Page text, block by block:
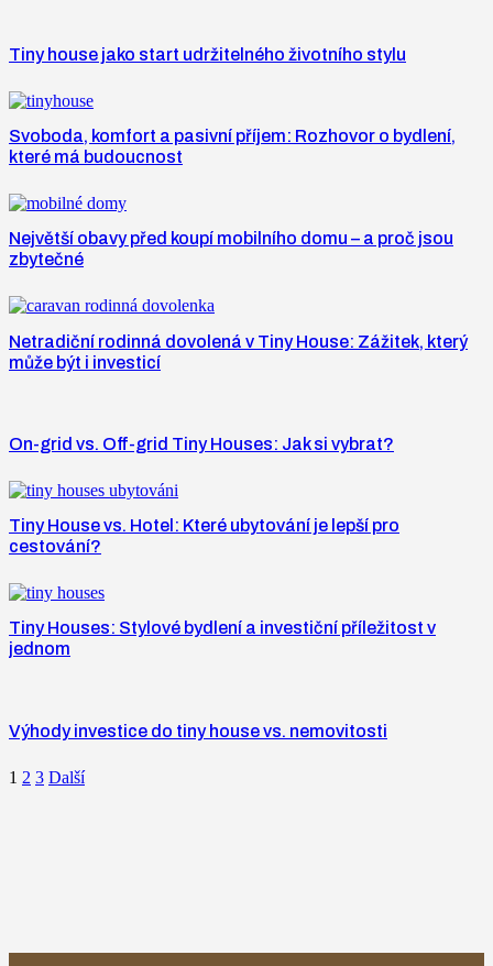
Tiny house jako start udržitelného životního stylu
Svoboda, komfort a pasivní příjem: Rozhovor o bydlení,
které má budoucnost
Největší obavy před koupí mobilního domu – a proč jsou
zbytečné
Netradiční rodinná dovolená v Tiny House: Zážitek, který
může být i investicí
On-grid vs. Off-grid Tiny Houses: Jak si vybrat?
Tiny House vs. Hotel: Které ubytování je lepší pro
cestování?
Tiny Houses: Stylové bydlení a investiční příležitost v
jednom
Výhody investice do tiny house vs. nemovitosti
1 2 3 Další